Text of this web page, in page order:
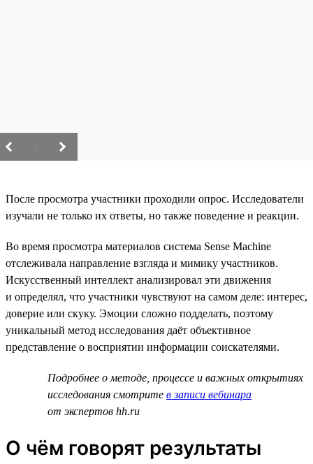
После просмотра участники проходили опрос. Исследователи
изучали не только их ответы, но также поведение и реакции.
Во время просмотра материалов система Sense Machine
отслеживала направление взгляда и мимику участников.
Искусственный интеллект анализировал эти движения
и определял, что участники чувствуют на самом деле: интерес,
доверие или скуку. Эмоции сложно подделать, поэтому
уникальный метод исследования даёт объективное
представление о восприятии информации соискателями.
Подробнее о методе, процессе и важных открытиях
исследования смотрите в записи вебинара
от экспертов hh.ru
О чём говорят результаты